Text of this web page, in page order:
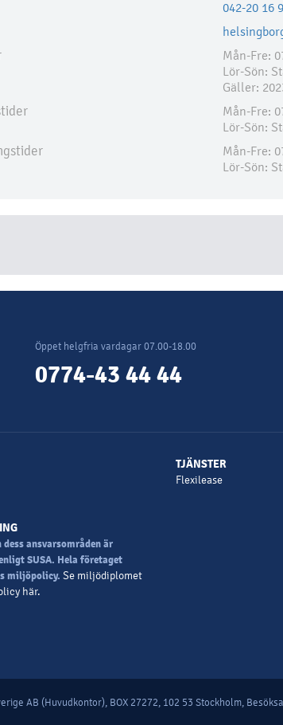
042-20 16
Mån-Fre:
Lör-Sön:
Gäller:
Mån-Fre:
Lör-Sön:
Mån-Fre:
Lör-Sön:
Öppet helgfria vardagar 07.00-18.00
0774-43 44 44
ansvarsområden är
SUSA. Hela företaget
miljöpolicy. Se miljödiplomet
här.
TJÄNSTER
Flexilease
AB (Huvudkontor), BOX 27272, 102 53 Stockholm,